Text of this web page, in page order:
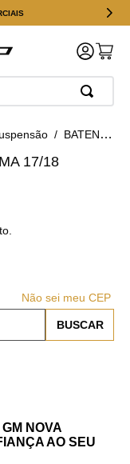
BATENTE AMORT.D.ONIX/PRISMA 17/18 52085070 GM
17/18
Não sei meu CEP
NOVA
AO SEU